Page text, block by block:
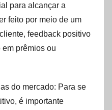
para alcançar a
feito por meio de um
feedback positivo
prêmios ou
do mercado: Para se
é importante